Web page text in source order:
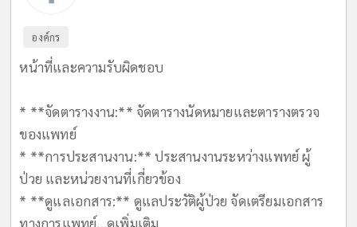
องค์กร
หน้าที่และความรับผิดชอบ
* **จัดตารางงาน:** จัดตารางนัดหมายและตารางตรวจ
ของแพทย์
* **การประสานงาน:** ประสานงานระหว่างแพทย์ ผู้
ป่วย และหน่วยงานที่เกี่ยวข้อง
* **ดูแลเอกสาร:** ดูแลประวัติผู้ป่วย จัดเตรียมเอกสาร
ทางการแพทย์...ดูเพิ่มเติม